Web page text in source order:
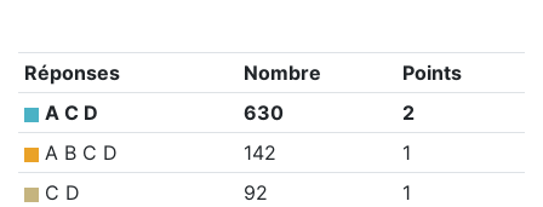
Réponses Nombre
Points
A C D
630
2
A B C D
142
1
C D
92
1